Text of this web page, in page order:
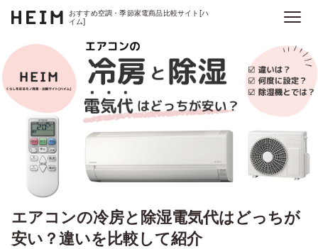
おすすめ空調・季節家電商品比較サイト[ハ
イム]
エアコンの冷房と除湿電気代はどっちが
安い？違いを比較して紹介